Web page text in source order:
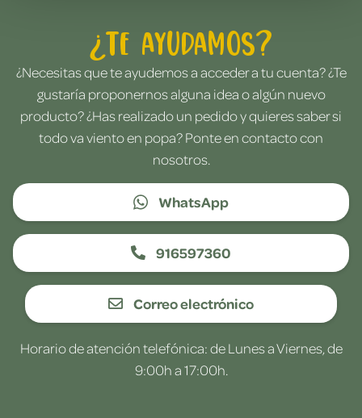
¿Te ayudamos?
¿Necesitas que te ayudemos a acceder a tu cuenta? ¿Te
gustaría proponernos alguna idea o algún nuevo
producto? ¿Has realizado un pedido y quieres saber si
todo va viento en popa? Ponte en contacto con
nosotros.
WhatsApp
916597360
Correo electrónico
Horario de atención telefónica: de Lunes a Viernes, de
9:00h a 17:00h.